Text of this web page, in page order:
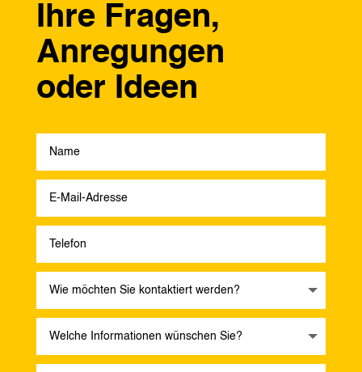
Ihre Fragen,
Anregungen
oder Ideen